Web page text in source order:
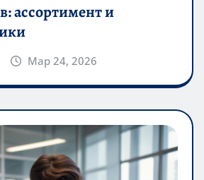
ассортимент и
Мар 24, 2026